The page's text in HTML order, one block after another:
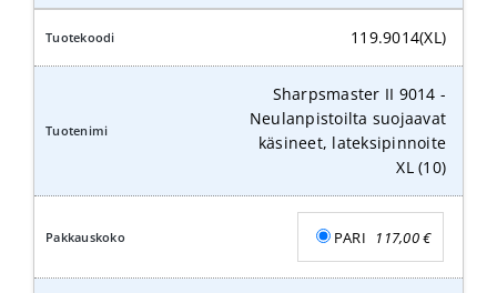
9014
Neulanpistoilta
suojaavat
käsineet,
lateksipinnoite
määrä
119.9014(XL)
Sharpsmaster II 9014 -
Neulanpistoilta suojaavat
käsineet, lateksipinnoite
XL (10)
PARI 117,00€